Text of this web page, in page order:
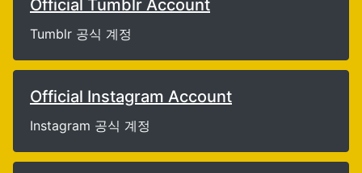
Official Tumblr Account
Tumblr 공식 계정
Official Instagram Account
Instagram 공식 계정